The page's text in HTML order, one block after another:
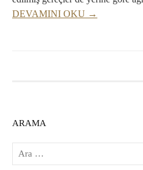
DEVAMINI OKU →
ARAMA
Arama: